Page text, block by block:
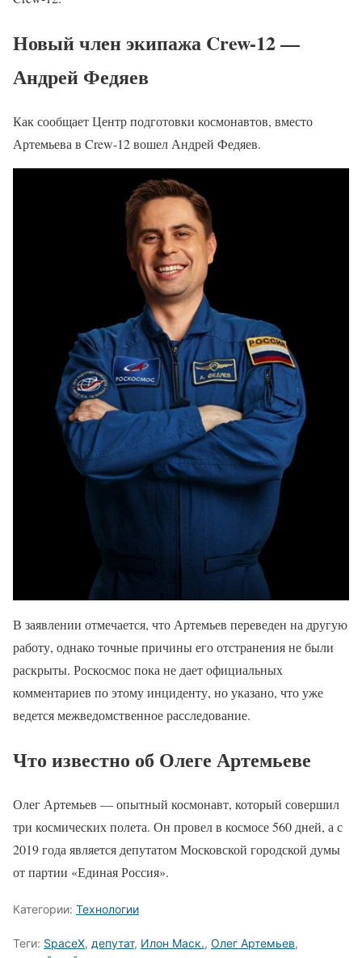
Новый член экипажа Crew-12 —
Андрей Федяев
Как сообщает Центр подготовки космонавтов, вместо
Артемьева в Crew-12 вошел Андрей Федяев.
В заявлении отмечается, что Артемьев переведен на другую
работу, однако точные причины его отстранения не были
раскрыты. Роскосмос пока не дает официальных
комментариев по этому инциденту, но указано, что уже
ведется межведомственное расследование.
Что известно об Олеге Артемьеве
Олег Артемьев — опытный космонавт, который совершил
три космических полета. Он провел в космосе 560 дней, а с
2019 года является депутатом Московской городской думы
от партии «Единая Россия».
Категории: Технологии
Теги: SpaceX, депутат, Илон Маск., Олег Артемьев,